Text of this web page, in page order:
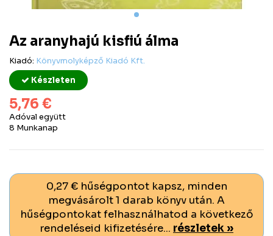
Az aranyhajú kisfiú álma
Kiadó: Könyvmolyképző Kiadó Kft.
Készleten
5,76 €
Adóval együtt
8 Munkanap
0,27 € hűségpontot kapsz, minden
megvásárolt 1 darab könyv után. A
hűségpontokat felhasználhatod a következő
rendeléseid kifizetésére... részletek »